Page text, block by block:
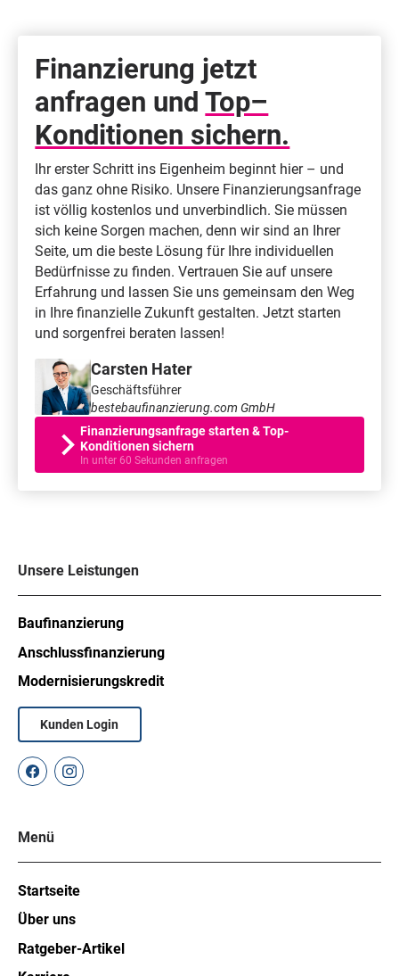
Finanzierung jetzt
anfragen undTop–
Konditionen sichern.
Ihr erster Schritt ins Eigenheim beginnt hier – und
das ganz ohne Risiko. Unsere Finanzierungsanfrage
ist völlig kostenlos und unverbindlich. Sie müssen
sich keine Sorgen machen, denn wir sind an Ihrer
Seite, um die beste Lösung für Ihre individuellen
Bedürfnisse zu finden. Vertrauen Sie auf unsere
Erfahrung und lassen Sie uns gemeinsam den Weg
in Ihre finanzielle Zukunft gestalten. Jetzt starten
und sorgenfrei beraten lassen!
Carsten Hater
Geschäftsführer
bestebaufinanzierung.com GmbH
Finanzierungsanfrage starten & Top-
Konditionen sichern
In unter 60 Sekunden anfragen
Unsere Leistungen
Baufinanzierung
Anschlussfinanzierung
Modernisierungskredit
Kunden Login
Menü
Startseite
Über uns
Ratgeber-Artikel